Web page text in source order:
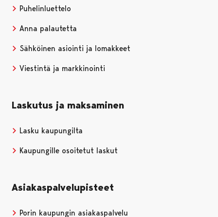
Puhelinluettelo
Anna palautetta
Sähköinen asiointi ja lomakkeet
Viestintä ja markkinointi
Laskutus ja maksaminen
Lasku kaupungilta
Kaupungille osoitetut laskut
Asiakaspalvelupisteet
Porin kaupungin asiakaspalvelu